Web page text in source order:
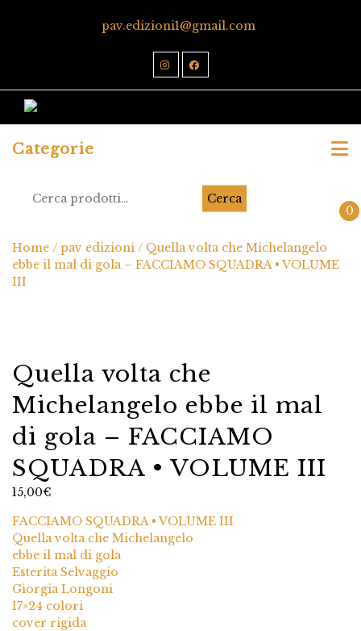
pav.edizioni1@gmail.com
Categorie
Cerca
0
Home / pav edizioni / Quella volta che Michelangelo
ebbe il mal di gola – FACCIAMO SQUADRA • VOLUME
III
Quella volta che
Michelangelo ebbe il mal
di gola – FACCIAMO
SQUADRA • VOLUME III
15,00€
FACCIAMO SQUADRA • VOLUME III
Quella volta che Michelangelo
ebbe il mal di gola
Esterita Selvaggio
Giorgia Longoni
17×24 colori
cover rigida